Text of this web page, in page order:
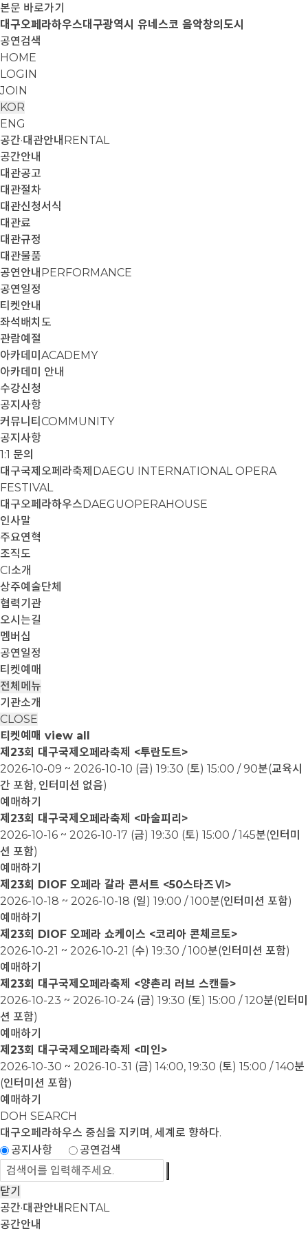
본문 바로가기
대구오페라하우스대구광역시 유네스코 음악창의도시
공연검색
HOME
LOGIN
JOIN
KOR
ENG
공간·대관안내 RENTAL
공간안내
대관공고
대관절차
대관신청서식
대관료
대관규정
대관물품
공연안내 PERFORMANCE
공연일정
티켓안내
좌석배치도
관람예절
아카데미 ACADEMY
아카데미 안내
수강신청
공지사항
커뮤니티 COMMUNITY
공지사항
1:1 문의
대구국제오페라축제 DAEGU INTERNATIONAL OPERA
FESTIVAL
대구오페라하우스DAEGUOPERAHOUSE
인사말
주요연혁
조직도
CI소개
상주예술단체
협력기관
오시는길
멤버십
공연일정
티켓예매
전체메뉴
기관소개
CLOSE
티켓예매 view all
제23회 대구국제오페라축제 <투란도트>
2026-10-09 ~ 2026-10-10 (금) 19:30 (토) 15:00 / 90분(교육시
간 포함, 인터미션 없음)
예매하기
제23회 대구국제오페라축제 <마술피리>
2026-10-16 ~ 2026-10-17 (금) 19:30 (토) 15:00 / 145분(인터미
션 포함)
예매하기
제23회 DIOF 오페라 갈라 콘서트 <50스타즈Ⅵ>
2026-10-18 ~ 2026-10-18 (일) 19:00 / 100분(인터미션 포함)
예매하기
제23회 DIOF 오페라 쇼케이스 <코리아 콘체르토>
2026-10-21 ~ 2026-10-21 (수) 19:30 / 100분(인터미션 포함)
예매하기
제23회 대구국제오페라축제 <양촌리 러브 스캔들>
2026-10-23 ~ 2026-10-24 (금) 19:30 (토) 15:00 / 120분(인터미
션 포함)
예매하기
제23회 대구국제오페라축제 <미인>
2026-10-30 ~ 2026-10-31 (금) 14:00, 19:30 (토) 15:00 / 140분
(인터미션 포함)
예매하기
DOH SEARCH
대구오페라하우스 중심을 지키며, 세계로 향하다.
공지사항
공연검색
닫기
공간·대관안내 RENTAL
공간안내